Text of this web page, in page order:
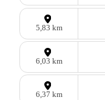
5,83 km
6,03 km
6,37 km